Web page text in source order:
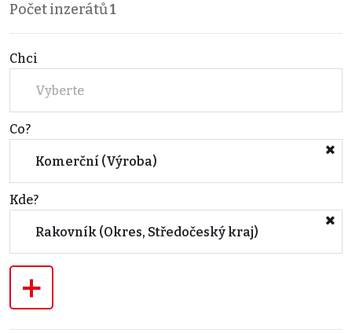
Počet inzerátů1
Chci
Vyberte
Co?
Komerční (Výroba)
Kde?
Rakovník (Okres, Středočeský kraj)
+